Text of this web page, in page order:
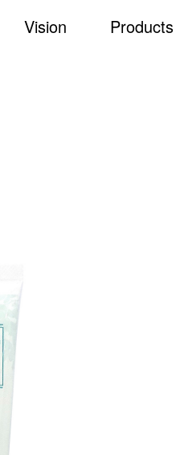
Vision Products